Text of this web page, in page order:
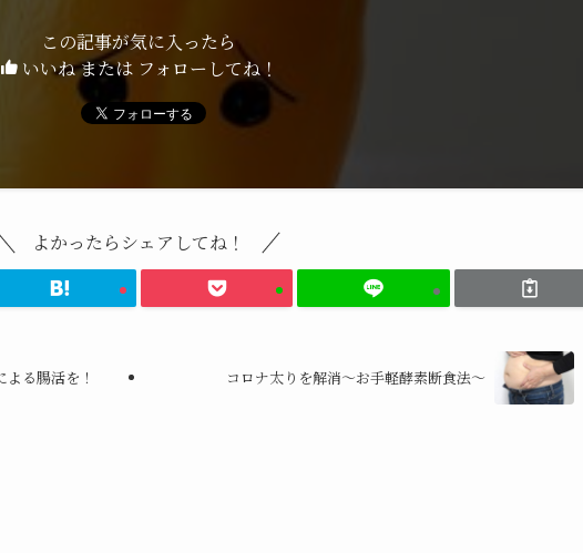
この記事が気に入ったら
いいね または フォローしてね！
よかったらシェアしてね！
る腸活を！ コロナ太りを解消～お手軽酵素断食法～